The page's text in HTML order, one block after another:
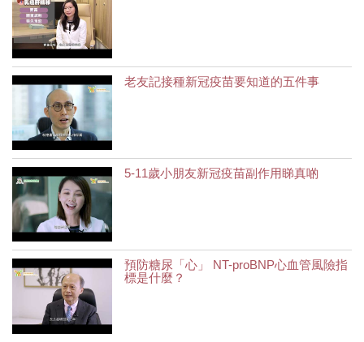
老友記接種新冠疫苗要知道的五件事
5-11歲小朋友新冠疫苗副作用睇真啲
預防糖尿「心」 NT-proBNP心血管風險指
標是什麼？